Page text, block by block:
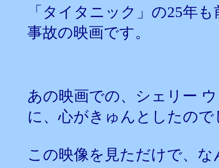
「タイタニック」の25年
事故の映画です。
あの映画での、シェリー
に、心がきゅんとしたので
この映像を見ただけで、